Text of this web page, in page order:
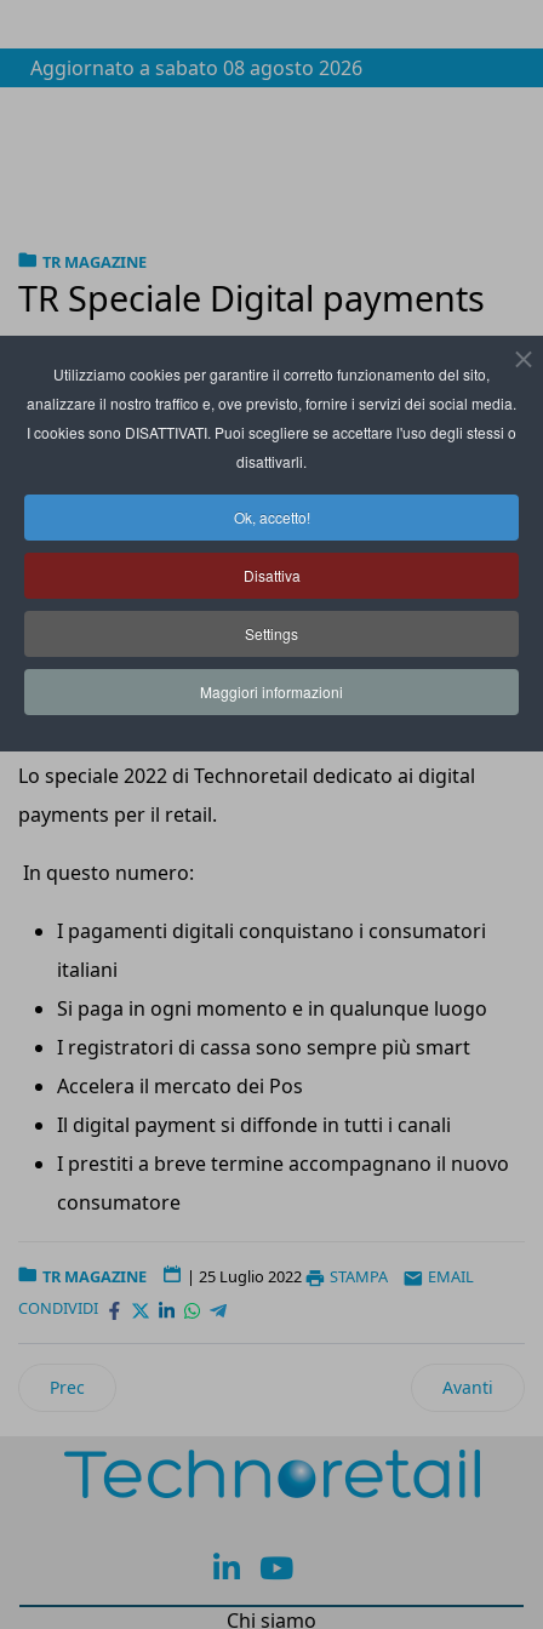
Utilizziamo cookies per garantire il corretto funzionamento del sito,
analizzare il nostro traffico e, ove previsto, fornire i servizi dei social media.
I cookies sono DISATTIVATI. Puoi scegliere se accettare l'uso degli stessi o
disattivarli.
Ok, accetto!
Disattiva
Settings
Maggiori informazioni
Aggiornato a sabato 08 agosto 2026
TR MAGAZINE
TR Speciale Digital payments
Lo speciale 2022 di Technoretail dedicato ai digital
payments per il retail.
In questo numero:
I pagamenti digitali conquistano i consumatori
italiani
Si paga in ogni momento e in qualunque luogo
I registratori di cassa sono sempre più smart
Accelera il mercato dei Pos
Il digital payment si diffonde in tutti i canali
I prestiti a breve termine accompagnano il nuovo
consumatore
TR MAGAZINE | 25 Luglio 2022 STAMPA
EMAIL
CONDIVIDI
Articolo precedente: TR Speciale Packaging 2022
Prec Articolo
Avanti
lk yt
Chi siamo